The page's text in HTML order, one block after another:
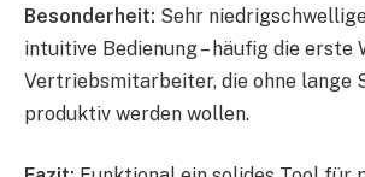
Besonderheit: Sehr
intuitive Bedienung – häufig die erste
Vertriebsmitarbeiter, die ohne lange
produktiv werden wollen.